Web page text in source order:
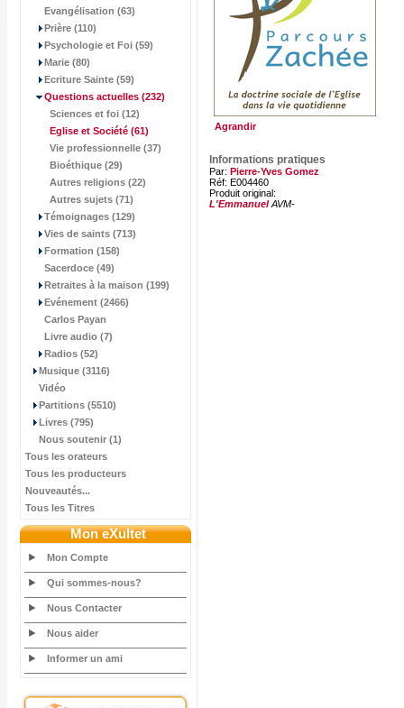
Evangélisation (63)
Prière (110)
Psychologie et Foi (59)
Marie (80)
Ecriture Sainte (59)
Questions actuelles (232)
Sciences et foi (12)
Eglise et Société (61)
Vie professionnelle (37)
Bioéthique (29)
Autres religions (22)
Autres sujets (71)
Témoignages (129)
Vies de saints (713)
Formation (158)
Sacerdoce (49)
Retraites à la maison (199)
Evénement (2466)
Carlos Payan
Livre audio (7)
Radios (52)
Musique (3116)
Vidéo
Partitions (5510)
Livres (795)
Nous soutenir (1)
Tous les orateurs
Tous les producteurs
Nouveautés...
Tous les Titres
Mon eXultet
Mon Compte
Qui sommes-nous?
Nous Contacter
Nous aider
Informer un ami
Agrandir
Informations pratiques
Par: Pierre-Yves Gomez
Réf: E004460
Produit original:
L'EmmanuelAVM-